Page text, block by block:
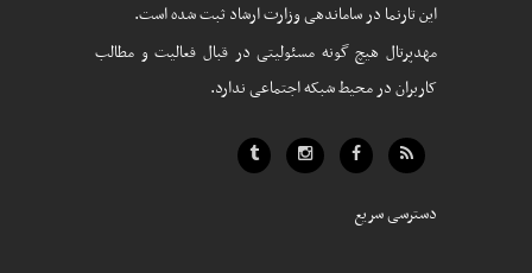
این تارنما در ساماندهی وزارت ارشاد ثبت شده است.
مهدپرتال هیچ گونه مسئولیتی در قبال فعالیت و مطالب
کاربران در محیط شبکه اجتماعی ندارد.
دسترسی سریع